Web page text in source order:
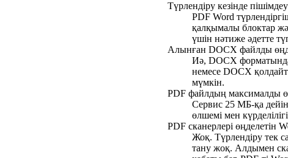
Түрлендіру кезінде
PDF Word
қалқымалы блоктар
үшін нәтиже әдетте
Алынған DOCX файлды
Иә, DOCX
немесе DOCX
мүмкін.
PDF файлдың максималды
Сервис 25 МБ-қа
өлшемі мен
PDF сканерлері өңделетін
Жоқ. Түрлендіру тек
тану жоқ. Алдымен